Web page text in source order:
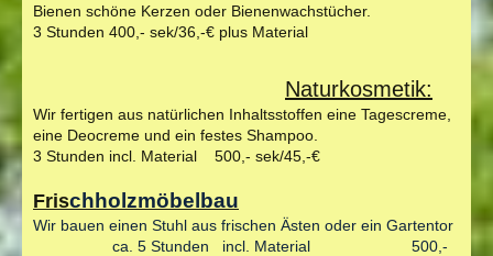
Bienen schöne Kerzen oder Bienenwachstücher.
3 Stunden 400,- sek/36,-€ plus Material
Naturkosmetik:
Wir fertigen aus natürlichen Inhaltsstoffen eine Tagescreme,
eine Deocreme und ein festes Shampoo.
3 Stunden incl. Material 500,- sek/45,-€
Frischholzmöbelbau
Wir bauen einen Stuhl aus frischen Ästen oder ein Gartentor
ca. 5 Stunden incl. Material 500,-